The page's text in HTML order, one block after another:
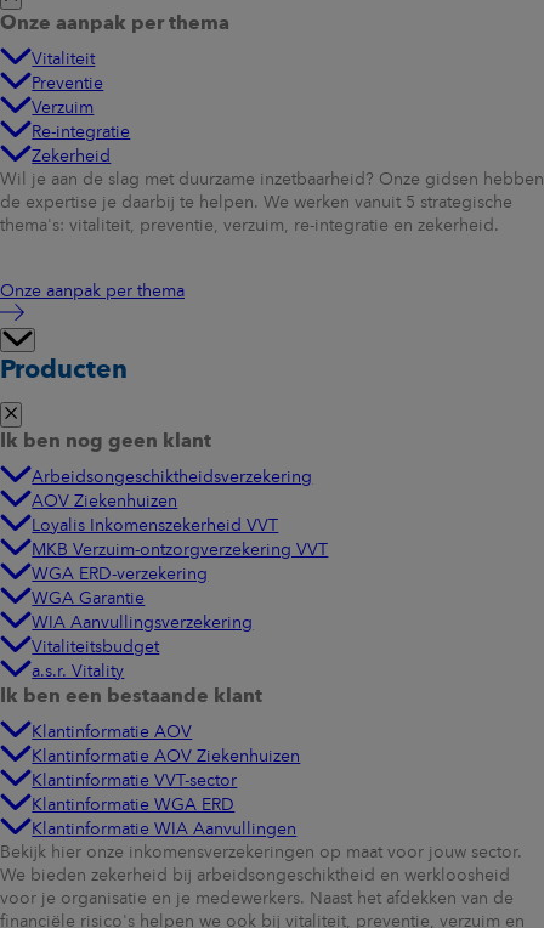
Onze aanpak per thema
Vitaliteit
Preventie
Verzuim
Re-integratie
Zekerheid
Wil je aan de slag met duurzame inzetbaarheid? Onze gidsen hebben
de expertise je daarbij te helpen. We werken vanuit 5 strategische
thema's: vitaliteit, preventie, verzuim, re-integratie en zekerheid.
Onze aanpak per thema
Producten
Ik ben nog geen klant
Arbeidsongeschiktheidsverzekering
AOV Ziekenhuizen
Loyalis Inkomenszekerheid VVT
MKB Verzuim-ontzorgverzekering VVT
WGA ERD-verzekering
WGA Garantie
WIA Aanvullingsverzekering
Vitaliteitsbudget
a.s.r. Vitality
Ik ben een bestaande klant
Klantinformatie AOV
Klantinformatie AOV Ziekenhuizen
Klantinformatie VVT-sector
Klantinformatie WGA ERD
Klantinformatie WIA Aanvullingen
Bekijk hier onze inkomensverzekeringen op maat voor jouw sector.
We bieden zekerheid bij arbeidsongeschiktheid en werkloosheid
voor je organisatie en je medewerkers. Naast het afdekken van de
financiële risico's helpen we ook bij vitaliteit, preventie, verzuim en